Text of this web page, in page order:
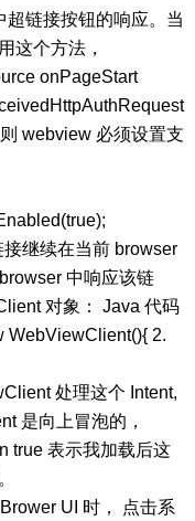
链接按钮的响应。当
这个方法，
onPageStart
webview 必须设置支
继续在当前 browser
中响应该链
对象： Java 代码
WebViewClient(){ 2.
处理这个 Intent,
是向上冒泡的，
true 表示我加载后这
UI 时， 点击系